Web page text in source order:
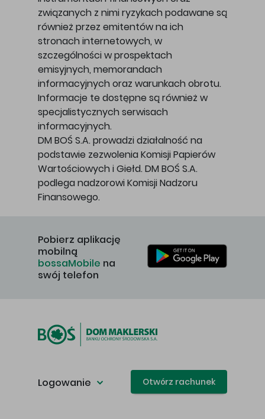
związanych z nimi ryzykach podawane są
również przez emitentów na ich
stronach internetowych, w
szczególności w prospektach
emisyjnych, memorandach
informacyjnych oraz warunkach obrotu.
Informacje te dostępne są również w
specjalistycznych serwisach
informacyjnych.
DM BOŚ S.A. prowadzi działalność na
podstawie zezwolenia Komisji Papierów
Wartościowych i Giełd. DM BOŚ S.A.
podlega nadzorowi Komisji Nadzoru
Finansowego.
Pobierz aplikację
mobilną
bossaMobile na
swój telefon
Logowanie Otwórz rachunek